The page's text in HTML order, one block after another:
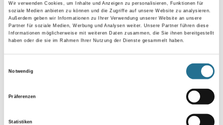
Wir verwenden Cookies, um Inhalte und Anzeigen zu personalisieren, Funktionen für
soziale Medien anbieten zu können und die Zugriffe auf unsere Website zu analysieren.
Außerdem geben wir Informationen zu Ihrer Verwendung unserer Website an unsere
Partner für soziale Medien, Werbung und Analysen weiter. Unsere Partner führen diese
Informationen möglicherweise mit weiteren Daten zusammen, die Sie ihnen bereitgestellt
haben oder die sie im Rahmen Ihrer Nutzung der Dienste gesammelt haben.
Notwendig
Präferenzen
Statistiken